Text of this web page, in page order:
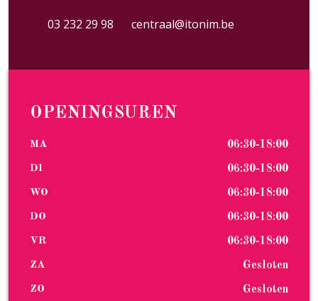
03 232 29 98 centraal@itonim.be
OPENINGSUREN
MA 06:30-18:00
DI 06:30-18:00
WO 06:30-18:00
DO 06:30-18:00
VR 06:30-18:00
ZA Gesloten
ZO Gesloten